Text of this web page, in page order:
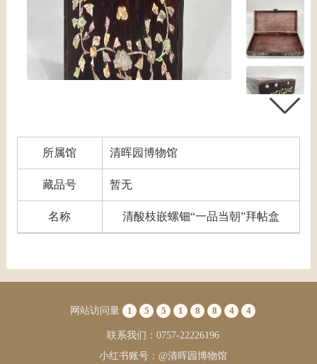
所属馆 清晖园博物馆
藏品号 暂无
名称 清酸枝嵌螺钿“一品当朝”拜帖盒
网站访问量 1 5 5 1 8 8 4 4
联系我们：0757-22226196
小红书账号：@清晖园博物馆